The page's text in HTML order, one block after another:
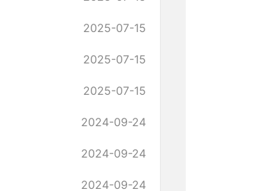
2025-07-15
2025-07-15
2025-07-15
2024-09-24
2024-09-24
2024-09-24